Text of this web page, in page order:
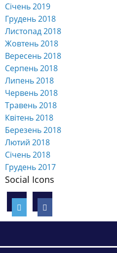
Січень 2019
Грудень 2018
Листопад 2018
Жовтень 2018
Вересень 2018
Серпень 2018
Липень 2018
Червень 2018
Травень 2018
Квітень 2018
Березень 2018
Лютий 2018
Січень 2018
Грудень 2017
Social Icons